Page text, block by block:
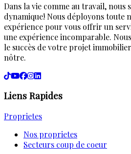
Dans la vie comme au travail, nous
dynamique! Nous déployons toute
expérience pour vous offrir un
une expérience incomparable.
le succès de votre projet
nôtre.
Liens Rapides
Proprietes
Nos proprietes
Secteurs coup de coeur